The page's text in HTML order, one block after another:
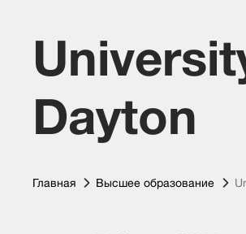
Dayton
Главная Высшее образование